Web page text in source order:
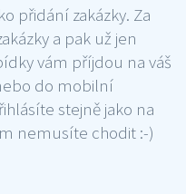
přidání zakázky. Za
a pak už jen
vám příjdou na váš
do mobilní
stejně jako na
nemusíte chodit :-)